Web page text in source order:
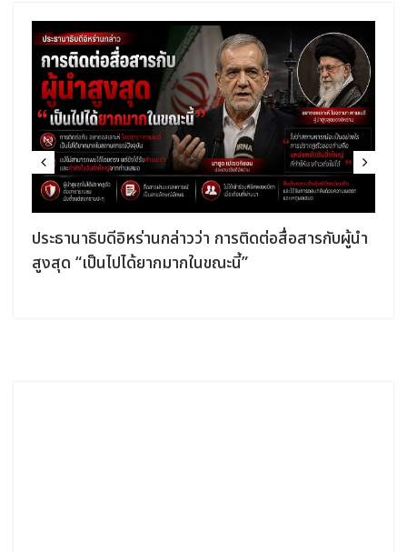
ประธานาธิบดีอิหร่านกล่าวว่า การติดต่อสื่อสารกับผู้นำ
สูงสุด “เป็นไปได้ยากมากในขณะนี้”